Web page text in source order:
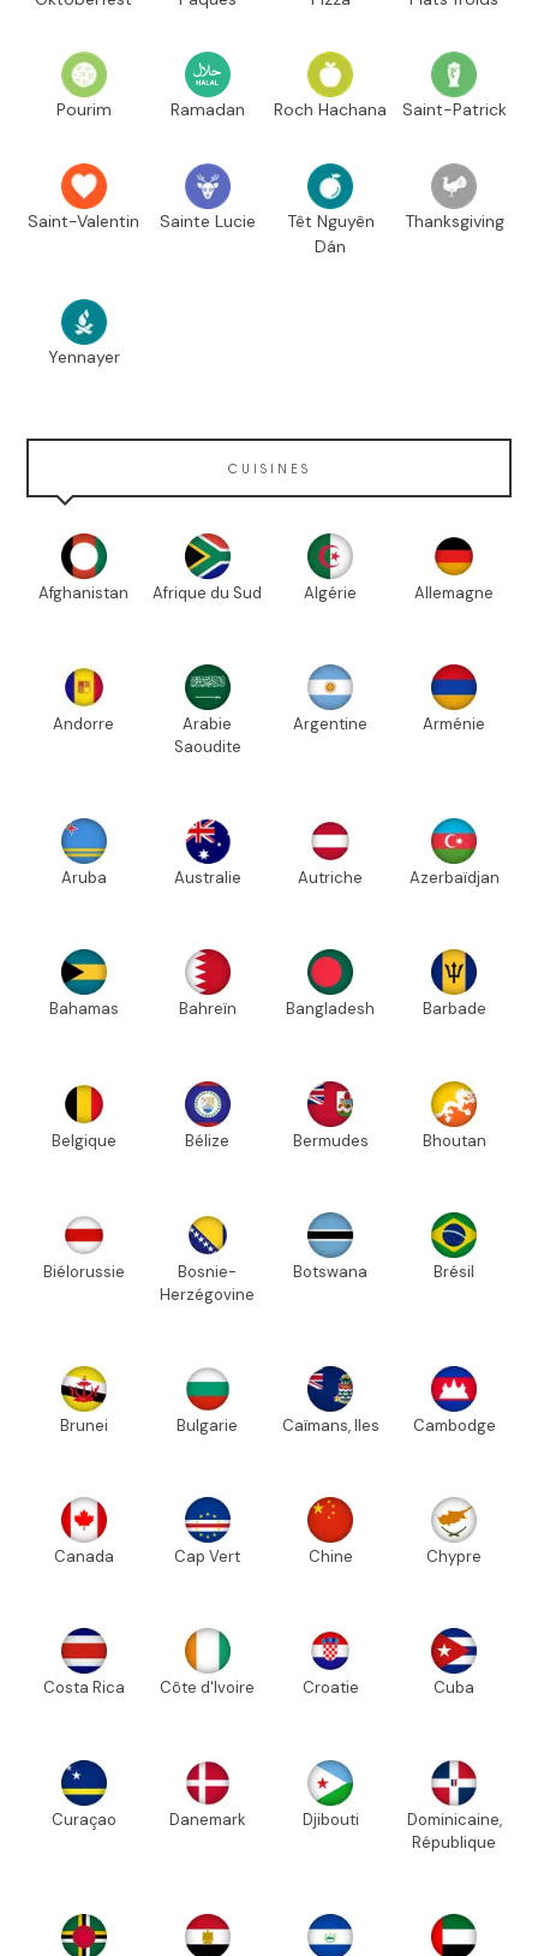
Pourim Ramadan Roch Hachana Saint-Patrick
Saint-Valentin Sainte Lucie
Têt Nguyên
Dán
Thanksgiving
Yennayer
CUISINES
Afghanistan Afrique du Sud Algérie Allemagne
Andorre
Arabie
Saoudite
Argentine Arménie
Aruba Australie Autriche Azerbaïdjan
Bahamas Bahreïn Bangladesh Barbade
Belgique Bélize Bermudes Bhoutan
Biélorussie
Bosnie-
Herzégovine
Botswana Brésil
Brunei Bulgarie Caïmans, Iles Cambodge
Canada Cap Vert Chine Chypre
Costa Rica Côte d'Ivoire Croatie Cuba
Curaçao Danemark Djibouti
Dominicaine,
République